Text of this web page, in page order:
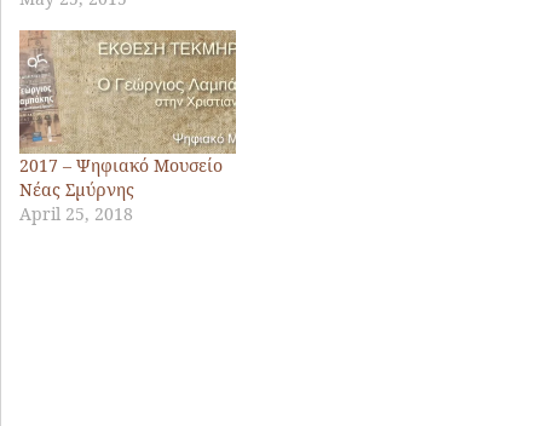
2017 – Ψηφιακό Μουσείο
Νέας Σμύρνης
April 25, 2018